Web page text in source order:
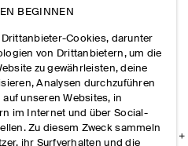
BEGINNEN
Cookies, darunter
von Drittanbietern, um die
zu gewährleisten, deine
Analysen durchzuführen
unseren Websites, in
im Internet und über Social-
Zu diesem Zweck sammeln
ihr Surfverhalten und die